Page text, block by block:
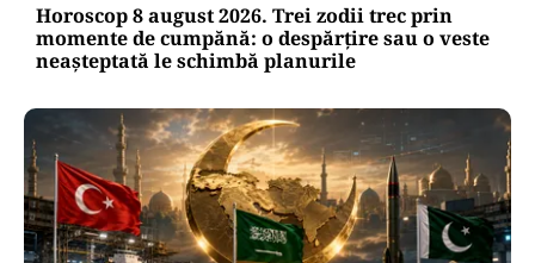
Horoscop 8 august 2026. Trei zodii trec prin
momente de cumpănă: o despărțire sau o veste
neașteptată le schimbă planurile